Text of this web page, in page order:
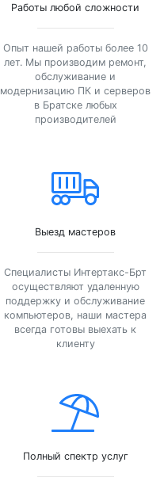
Работы любой сложности
Опыт нашей работы более 10
лет. Мы производим ремонт,
обслуживание и
модернизацию ПК и серверов
в Братске любых
производителей
Выезд мастеров
Специалисты Интертакс-Брт
осуществляют удаленную
поддержку и обслуживание
компьютеров, наши мастера
всегда готовы выехать к
клиенту
Полный спектр услуг